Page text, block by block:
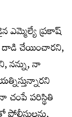
ఎమ్మెల్యే ప్రకాష్
దాడి చేయించారని,
నన్ను, నా
చంపే పరిస్థితి